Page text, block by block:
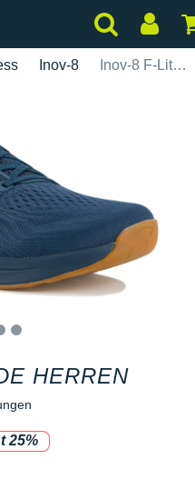
Inov-8 Inov-8 F-Lite Wide Herren
HERREN
25%
der Marke